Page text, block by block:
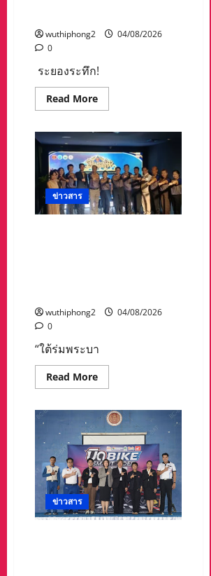
เวียง
1
จราจร
wuthiphong2
04/08/2026
0
ระยองระทึก!
Read MoreRead
more
ระทึก!
ดิน
สไลด์
ทับ
คน
งาน
พม่า
จม
ลึก
รอด
ข่าวสาร
wuthiphong2
04/08/2026
0
“ใต้ร่มพระบา
Read MoreRead
more
เที่ยว
และ
กีฬา
ประ
จวบฯ
ร่วม
กับ
เทศบาล
นคร
หัวหิน
เตรียม
จัด
ข่าวสาร